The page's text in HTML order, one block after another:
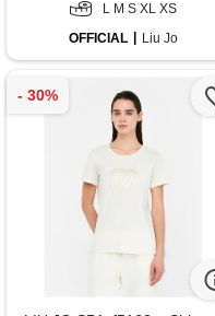
L M S XL XS
OFFICIAL
Liu Jo